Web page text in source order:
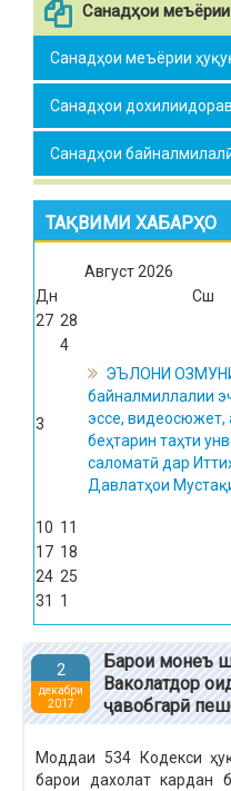
Санадҳои
Санадҳои меъёрии
Санадҳои
Санадҳои
ТАҚВИМИ ХАБАРҲО
Август2026
Дн
Сш
27 28
3
4
ЭЪЛОНИ
байналмиллалии
эссе, видеосюжет,
беҳтарин таҳти
саломатӣ дар
Давлатҳои
10 11
17 18
24 25
31
1
2
декабри
2017
Барои монеъ
Ваколатдор
ҷавобгарӣ
Моддаи 534 Кодекси
барои дахолат кардан